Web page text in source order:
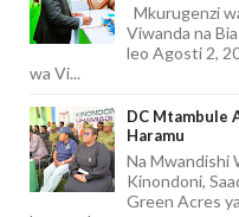
Mkurugenzi
Viwanda na
leo Agosti 2,
wa Vi...
DC Mtambule
Haramu
Na Mwandishi
Kinondoni,
Green Acres